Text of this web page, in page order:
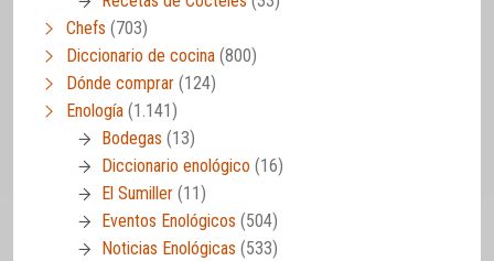
Chefs (703)
Diccionario de cocina (800)
Dónde comprar (124)
Enología (1.141)
Bodegas (13)
Diccionario enológico (16)
El Sumiller (11)
Eventos Enológicos (504)
Noticias Enológicas (533)